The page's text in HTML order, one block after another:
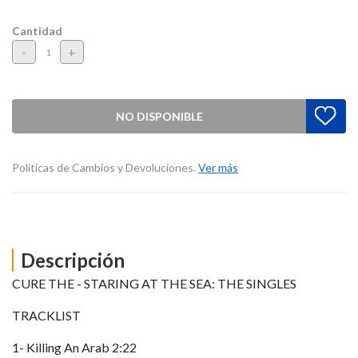
Cantidad
- +
NO DISPONIBLE
Políticas de Cambios y Devoluciones. Ver más
Descripción
CURE THE - STARING AT THE SEA: THE SINGLES
TRACKLIST
1- Killing An Arab 2:22